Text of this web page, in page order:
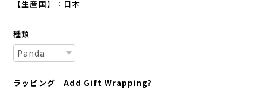
【生産国】：日本
種類
ラッピング Add Gift Wrapping?